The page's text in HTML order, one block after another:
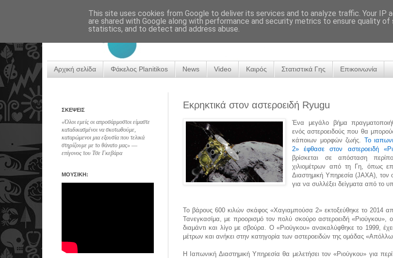
Αρχική σελίδα Φάκελος Planitikos News Video Καιρός Στατιστικά Γης Επικοινωνία
Εκρηκτικά στον αστεροειδή Ryugu
Ένα μεγάλο βήμα
ενός αστεροειδούς που θα
κάποιων μορφών ζωής. Το
2» έφθασε στον αστεροειδή
βρίσκεται σε απόσταση
χιλιομέτρων από τη Γη, όπως
Διαστημική Υπηρεσία (JAXA), τον
για να συλλέξει δείγματα από το
Το βάρους 600 κιλών σκάφος «Χαγιαμπούσα 2» εκτοξεύθηκε το 2014
Τανεγκασίμα, με προορισμό τον πολύ σκούρο αστεροειδή «Ριούγκου», ο
διαμάντι και λίγο με σβούρα. O «Ριούγκου» ανακαλύφθηκε το 1999,
μέτρων και ανήκει στην κατηγορία των αστεροειδών της ομάδας
Η Ιαπωνική Διαστημική Υπηρεσία θα μελετήσει τον «Ριούγκου» για
ΣΚΕΨΕΙΣ
«Όλοι εμείς οι απροσάρμοστοι είμαστε
καταδικασμένοι να σκοτωθούμε,
καταρώμενοι μια εξουσία που τελικά
στηρίζουμε με το θάνατο μας» ―
επίγονος του Τσε Γκεβάρα
ΜΟΥΣΙΚΗ:
This site uses cookies from Google to deliver its services and to analyze traffic. Your IP
are shared with Google along with performance and security metrics to ensure quality of
statistics, and to detect and address abuse.